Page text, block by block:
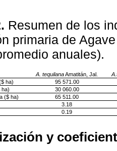
Resumen de los
primaria de
anuales).
A. tequilanaAmatitán, Jal.
ha)
95 571.00
ha)
30 060.00
($ ha)
65 511.00
3.18
0.19
y